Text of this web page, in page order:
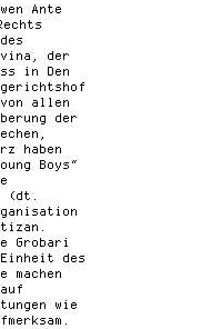
Ante
der
in Den
allen
der
haben
Boys“
(dt.
Grobari
des
wie